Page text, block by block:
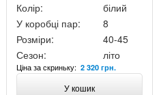
Колір:
білий
У коробці пар:
8
Розміри:
40-45
Сезон:
літо
Ціна за скриньку: 2 320 грн.
У кошик